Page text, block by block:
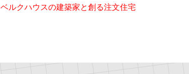
ベルクハウスの建築家と創る注文住宅